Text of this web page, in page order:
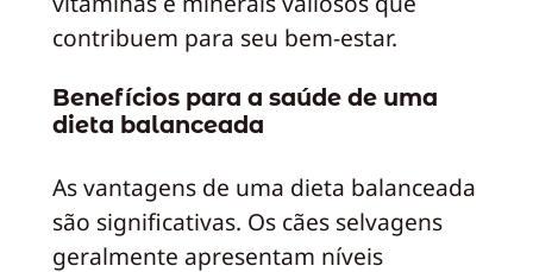
contribuem para seu bem-estar.
Benefícios para a saúde de uma
dieta balanceada
As vantagens de uma dieta balanceada
são significativas. Os cães selvagens
geralmente apresentam níveis